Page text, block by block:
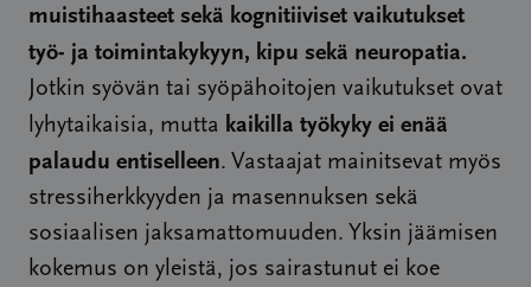
muistihaasteet sekä kognitiiviset vaikutukset
työ- ja toimintakykyyn, kipu sekä neuropatia.
Jotkin syövän tai syöpähoitojen vaikutukset ovat
lyhytaikaisia, mutta kaikilla työkyky ei enää
palaudu entiselleen. Vastaajat mainitsevat myös
stressiherkkyyden ja masennuksen sekä
sosiaalisen jaksamattomuuden. Yksin jäämisen
kokemus on yleistä, jos sairastunut ei koe